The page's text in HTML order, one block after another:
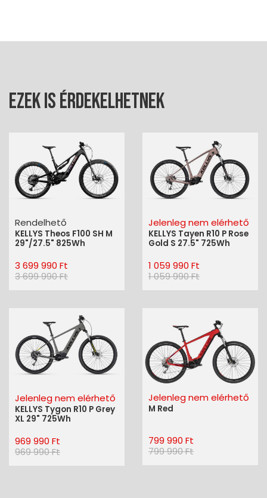
Ezek is érdekelhetnek
Rendelhető
KELLYS Theos F100 SH M
29"/27.5" 825Wh
3 699 990 Ft
3 699 990 Ft
Jelenleg nem elérhető
KELLYS Tayen R10 P Rose
Gold S 27.5" 725Wh
1 059 990 Ft
1 059 990 Ft
Jelenleg nem elérhető
KELLYS Tygon R10 P Grey
XL 29" 725Wh
969 990 Ft
969 990 Ft
Jelenleg nem elérhető
M Red
799 990 Ft
799 990 Ft